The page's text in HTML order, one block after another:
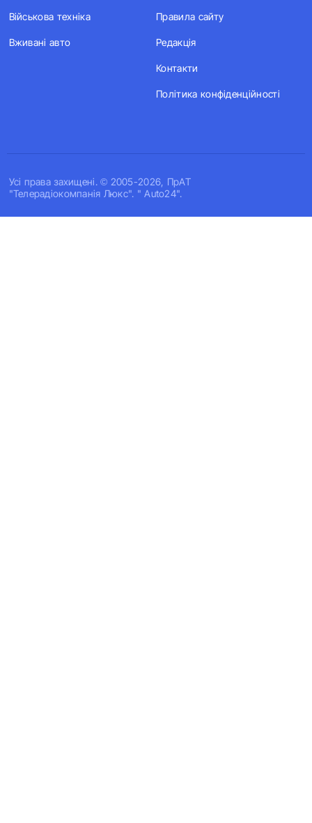
Усi права захищенi. © 2005-2026, ПрАТ
"Телерадіокомпанія Люкс". " Auto24".
Військова техніка
Вживані авто
Правила сайту
Редакція
Контакти
Політика конфіденційності